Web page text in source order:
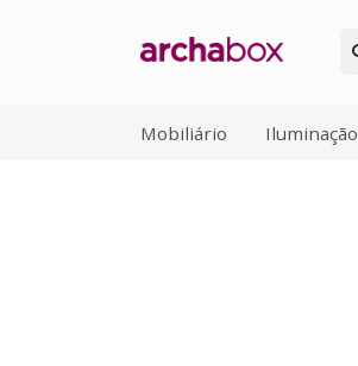
Mobiliário Iluminação